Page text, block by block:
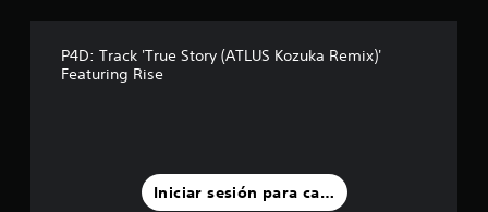
e
P4D: Track 'True Story (ATLUS Kozuka Remix)'
Featuring Rise
Iniciar sesión para calificar